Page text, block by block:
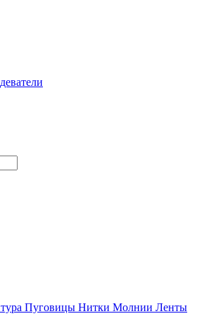
Пуговицы Нитки Молнии Ленты